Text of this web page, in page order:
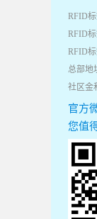
RFID标
RFID标
RFID
总部地
社区金
官方
您值